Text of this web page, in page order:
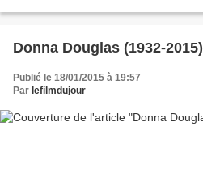
Donna Douglas (1932-2015)
Publié le 18/01/2015 à 19:57
Par lefilmdujour